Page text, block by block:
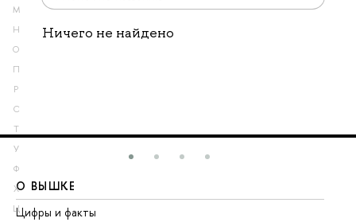
М
Н
О
П
Р
С
Т
У
Ф
Х
Ц
Ничего не найдено
О ВЫШКЕ
Цифры и факты